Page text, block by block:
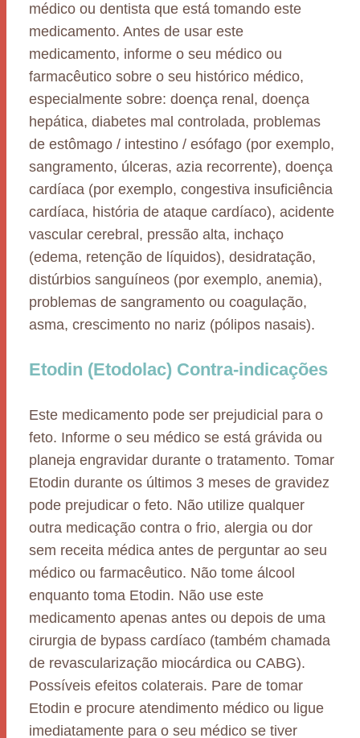
médico ou dentista que está tomando este
medicamento. Antes de usar este
medicamento, informe o seu médico ou
farmacêutico sobre o seu histórico médico,
especialmente sobre: doença renal, doença
hepática, diabetes mal controlada, problemas
de estômago / intestino / esófago (por exemplo,
sangramento, úlceras, azia recorrente), doença
cardíaca (por exemplo, congestiva insuficiência
cardíaca, história de ataque cardíaco), acidente
vascular cerebral, pressão alta, inchaço
(edema, retenção de líquidos), desidratação,
distúrbios sanguíneos (por exemplo, anemia),
problemas de sangramento ou coagulação,
asma, crescimento no nariz (pólipos nasais).
Etodin (Etodolac) Contra-indicações
Este medicamento pode ser prejudicial para o
feto. Informe o seu médico se está grávida ou
planeja engravidar durante o tratamento. Tomar
Etodin durante os últimos 3 meses de gravidez
pode prejudicar o feto. Não utilize qualquer
outra medicação contra o frio, alergia ou dor
sem receita médica antes de perguntar ao seu
médico ou farmacêutico. Não tome álcool
enquanto toma Etodin. Não use este
medicamento apenas antes ou depois de uma
cirurgia de bypass cardíaco (também chamada
de revascularização miocárdica ou CABG).
Possíveis efeitos colaterais. Pare de tomar
Etodin e procure atendimento médico ou ligue
imediatamente para o seu médico se tiver